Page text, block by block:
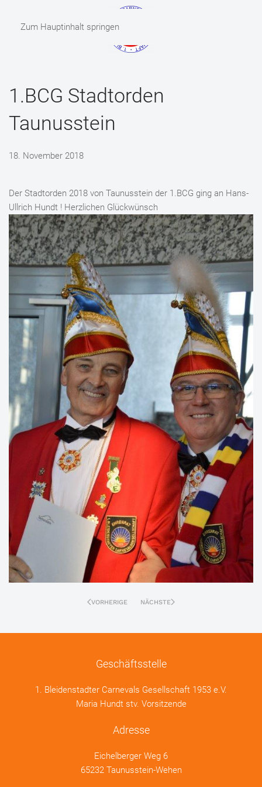
Zum Hauptinhalt springen
MENÜ
1.BCG Stadtorden
Taunusstein
18. November 2018
Der Stadtorden 2018 von Taunusstein der 1.BCG ging an Hans-
Ullrich Hundt ! Herzlichen Glückwünsch
VORHERIGE NÄCHSTE
Geschäftsstelle
1. Bleidenstadter Carnevals Gesellschaft 1953 e.V.
Maria Hundt stv. Vorsitzende
Adresse
Eichelberger Weg 6
65232 Taunusstein-Wehen